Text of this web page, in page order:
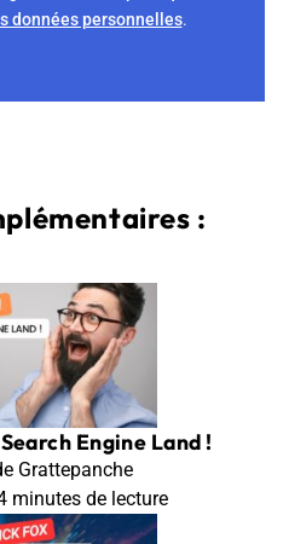
données personnelles.
:
Engine Land !
Grattepanche
minutes de lecture